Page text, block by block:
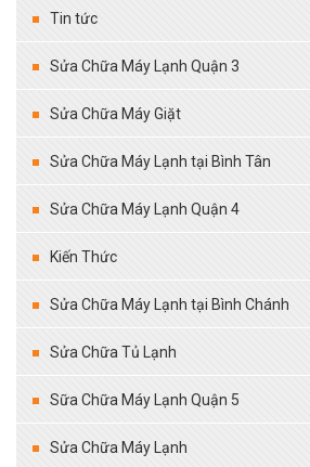
Tin tức
Sửa Chữa Máy Lạnh Quận 3
Sửa Chữa Máy Giặt
Sửa Chữa Máy Lạnh tại Bình Tân
Sửa Chữa Máy Lạnh Quận 4
Kiến Thức
Sửa Chữa Máy Lạnh tại Bình Chánh
Sửa Chữa Tủ Lạnh
Sữa Chữa Máy Lạnh Quận 5
Sửa Chữa Máy Lạnh